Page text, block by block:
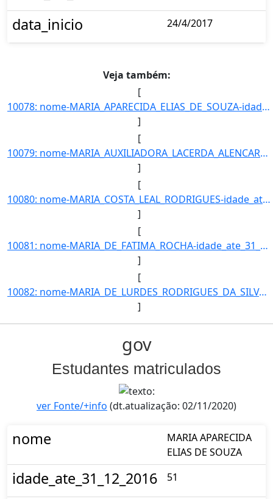
data_inicio 24/4/2017
Veja também:
[
10078: nome-MARIA_APARECIDA_ELIAS_DE_SOUZA-idade_ate_31_12_2016-51-ra-19504-campus-TL-municipio-TRES_LAGOAS]
]
[
10079: nome-MARIA_AUXILIADORA_LACERDA_ALENCAR-idade_ate_31_12_2016-35-ra-8015-campus-TL-municipio-TRES_LAGO]
]
[
10080: nome-MARIA_COSTA_LEAL_RODRIGUES-idade_ate_31_12_2016-18-ra-6619-campus-TL-municipio-TRES_LAGOAS-curs]
]
[
10081: nome-MARIA_DE_FATIMA_ROCHA-idade_ate_31_12_2016-58-ra---campus-TL-municipio-TRES_LAGOAS-curso-TECNIC]
]
[
10082: nome-MARIA_DE_LURDES_RODRIGUES_DA_SILVA-idade_ate_31_12_2016-37-ra-22873-campus-TL-municipio-TRES_LA]
]
gov
Estudantes matriculados
ver Fonte/+info (dt.atualização: 02/11/2020)
nome
MARIA APARECIDA
ELIAS DE SOUZA
idade_ate_31_12_2016 51